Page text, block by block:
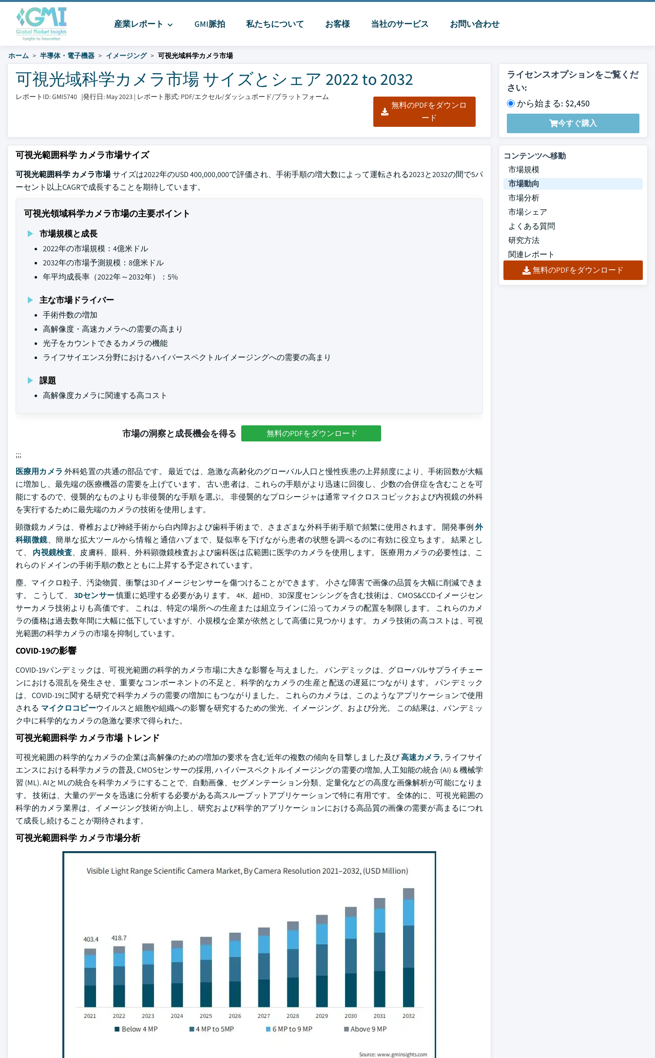
産業レポート GMI脈拍 私たちについて お客様 当社のサービス お問い合わせ
ホーム 半導体・電子機器 イメージング 可視光域科学カメラ市場
可視光域科学カメラ市場 サイズとシェア 2022 to 2032
レポートID: GMI5740 |発行日: May 2023 | レポート形式: PDF/エクセル/ダッシュボード/プラットフォーム
無料のPDFをダウンロ
ード
ライセンスオプションをご覧くだ
さい:
から始まる: $2,450
今すぐ購入
可視光範囲科学 カメラ市場サイズ
可視光範囲科学 カメラ市場サイズは2022年のUSD 400,000,000で評価され、手術手順の増大数によって運転される2023と2032の間で5パ
ーセント以上CAGRで成長することを期待しています。
可視光領域科学カメラ市場の主要ポイント
市場規模と成長
2022年の市場規模：4億米ドル
2032年の市場予測規模：8億米ドル
年平均成長率（2022年～2032年）：5%
主な市場ドライバー
手術件数の増加
高解像度・高速カメラへの需要の高まり
光子をカウントできるカメラの機能
ライフサイエンス分野におけるハイパースペクトルイメージングへの需要の高まり
課題
高解像度カメラに関連する高コスト
市場の洞察と成長機会を得る 無料のPDFをダウンロード
;;;
医療用カメラ 外科処置の共通の部品です。 最近では、急激な高齢化のグローバル人口と慢性疾患の上昇頻度により、手術回数が大幅
に増加し、最先端の医療機器の需要を上げています。 古い患者は、これらの手順がより迅速に回復し、少数の合併症を含むことを可
能にするので、侵襲的なものよりも非侵襲的な手順を選ぶ。 非侵襲的なプロシージャは通常マイクロスコピックおよび内視鏡の外科
を実行するために最先端のカメラの技術を使用します。
顕微鏡カメラは、脊椎および神経手術から白内障および歯科手術まで、さまざまな外科手術手順で頻繁に使用されます。 開発事例外
科顕微鏡、簡単な拡大ツールから情報と通信ハブまで、疑似率を下げながら患者の状態を調べるのに有効に役立ちます。 結果とし
て、 内視鏡検査、皮膚科、眼科、外科顕微鏡検査および歯科医は広範囲に医学のカメラを使用します。 医療用カメラの必要性は、こ
れらのドメインの手術手順の数とともに上昇する予定されています。
塵、マイクロ粒子、汚染物質、衝撃は3Dイメージセンサーを傷つけることができます。 小さな障害で画像の品質を大幅に削減できま
す。 こうして、 3Dセンサー慎重に処理する必要があります。 4K、超HD、3D深度センシングを含む技術は、CMOS&CCDイメージセン
サーカメラ技術よりも高価です。 これは、特定の場所への生産または組立ラインに沿ってカメラの配置を制限します。 これらのカメ
ラの価格は過去数年間に大幅に低下していますが、小規模な企業が依然として高価に見つかります。 カメラ技術の高コストは、可視
光範囲の科学カメラの市場を抑制しています。
COVID-19の影響
COVID-19パンデミックは、可視光範囲の科学的カメラ市場に大きな影響を与えました。 パンデミックは、グローバルサプライチェー
ンにおける混乱を発生させ、重要なコンポーネントの不足と、科学的なカメラの生産と配送の遅延につながります。 パンデミック
は、COVID-19に関する研究で科学カメラの需要の増加にもつながりました。 これらのカメラは、このようなアプリケーションで使用
される マイクロコピーウイルスと細胞や組織への影響を研究するための蛍光、イメージング、および分光。 この結果は、パンデミッ
ク中に科学的なカメラの急激な要求で得られた。
可視光範囲科学 カメラ市場 トレンド
可視光範囲の科学的なカメラの企業は高解像のための増加の要求を含む近年の複数の傾向を目撃しました及び高速カメラ, ライフサイ
エンスにおける科学カメラの普及, CMOSセンサーの採用, ハイパースペクトルイメージングの需要の増加, 人工知能の統合 (AI) & 機械学
習 (ML). AIとMLの統合を科学カメラにすることで、自動画像、セグメンテーション分類、定量化などの高度な画像解析が可能になりま
す。 技術は、大量のデータを迅速に分析する必要がある高スループットアプリケーションで特に有用です。 全体的に、可視光範囲の
科学的カメラ業界は、イメージング技術が向上し、研究および科学的アプリケーションにおける高品質の画像の需要が高まるにつれ
て成長し続けることが期待されます。
可視光範囲科学 カメラ市場分析
コンテンツへ移動
市場規模
市場動向
市場分析
市場シェア
よくある質問
研究方法
関連レポート
無料のPDFをダウンロード